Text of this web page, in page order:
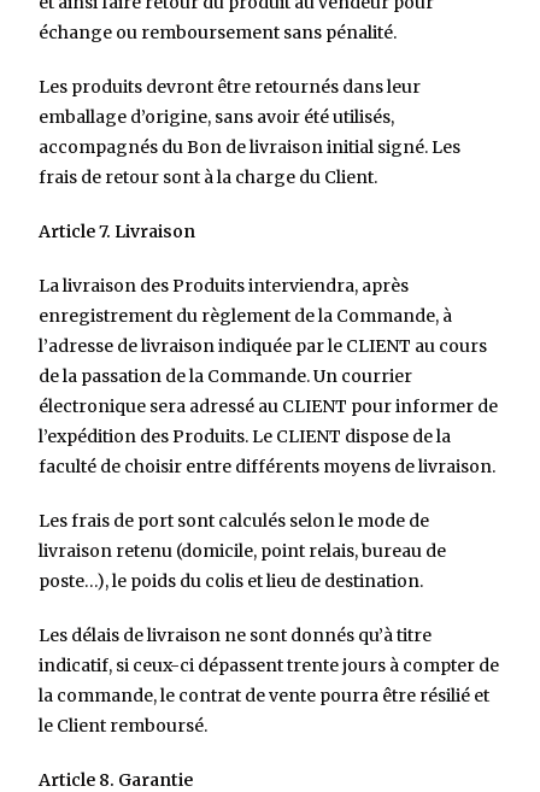
échange ou remboursement sans pénalité.
Les produits devront être retournés dans leur
emballage d’origine, sans avoir été utilisés,
accompagnés du Bon de livraison initial signé. Les
frais de retour sont à la charge du Client.
Article 7. Livraison
La livraison des Produits interviendra, après
enregistrement du règlement de la Commande, à
l’adresse de livraison indiquée par le CLIENT au cours
de la passation de la Commande. Un courrier
électronique sera adressé au CLIENT pour informer de
l’expédition des Produits. Le CLIENT dispose de la
faculté de choisir entre différents moyens de livraison.
Les frais de port sont calculés selon le mode de
livraison retenu (domicile, point relais, bureau de
poste…), le poids du colis et lieu de destination.
Les délais de livraison ne sont donnés qu’à titre
indicatif, si ceux-ci dépassent trente jours à compter de
la commande, le contrat de vente pourra être résilié et
le Client remboursé.
Article 8. Garantie